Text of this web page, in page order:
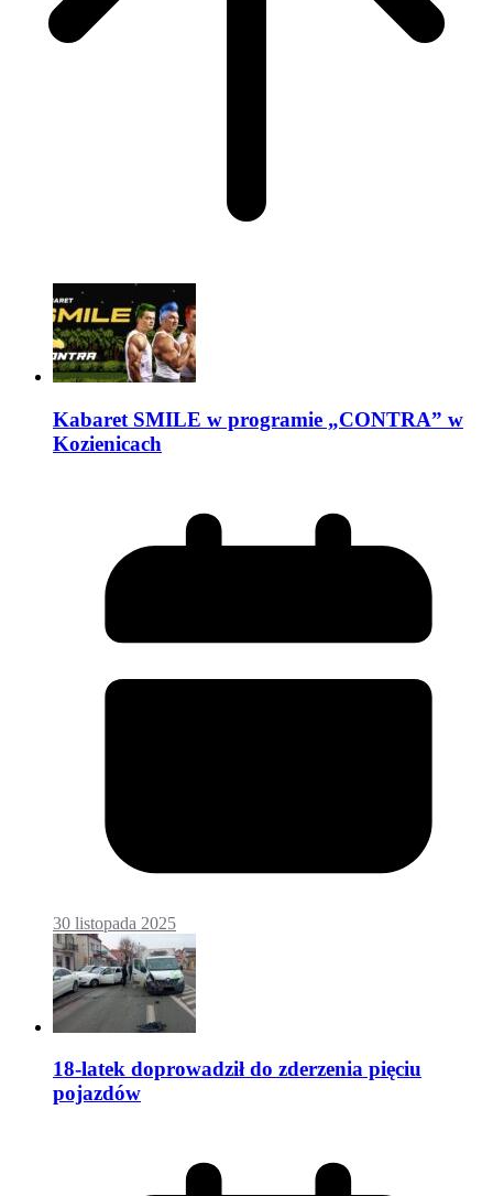
Kabaret SMILE w programie „CONTRA” w
Kozienicach
30 listopada 2025
18-latek doprowadził do zderzenia pięciu
pojazdów